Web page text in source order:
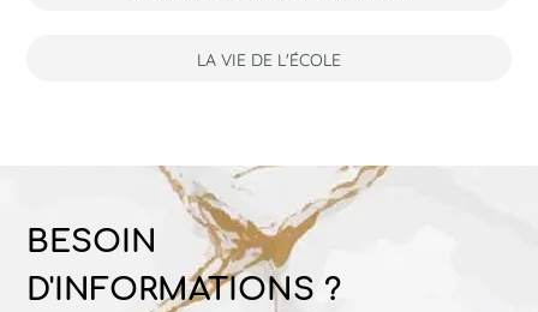
LA VIE DE L'ÉCOLE
BESOIN
D'INFORMATIONS ?